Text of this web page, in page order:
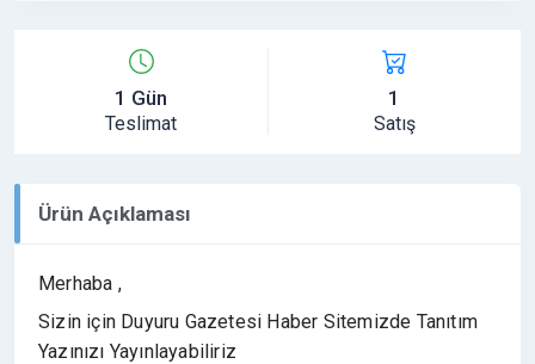
1 Gün
Teslimat
1
Satış
Ürün Açıklaması
Merhaba ,
Sizin için Duyuru Gazetesi Haber Sitemizde Tanıtım
Yazınızı Yayınlayabiliriz